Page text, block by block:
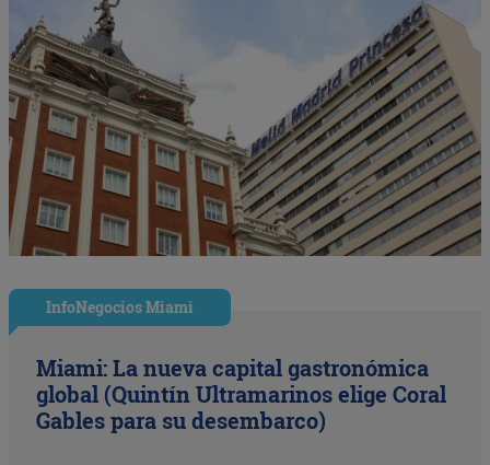
InfoNegocios Miami
Miami: La nueva capital gastronómica
global (Quintín Ultramarinos elige Coral
Gables para su desembarco)